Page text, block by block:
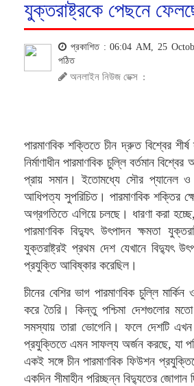
যুক্তরাষ্ট্রকে পেছনে
প্রকাশিত : 06:04 AM, 25
পঠিত
অনলাইন নিউজ ডেক্স :
পারমাণবিক শক্তিতে চীন দ্রুত বিশ্বের
নির্মাণাধীন পারমাণবিক চুল্লি বর্তমান
প্রায় সমান। ইতোমধ্যে সৌর প্যানেল ও
আধিপত্য সুপরিচিত। পারমাণবিক শক্তির
অগ্রগতিতে এগিয়ে চলছে। ধারণা করা
পারমাণবিক বিদ্যুৎ উৎপাদন ক্ষমতা
যুক্তরাষ্ট্রই প্রথম দেশ যেখানে বিদ্যুৎ
প্রযুক্তি আবিষ্কার করেছিল।
চীনের বেশির ভাগ পারমাণবিক চুল্লি
করে তৈরি। কিন্তু পশ্চিমা দেশগুলোর মতো
সমস্যায় তারা ভোগেনি। ফলে দেশটি এখন
প্রযুক্তিতে এমন সাফল্য অর্জন করছে, যা
একই সঙ্গে চীন পারমাণবিক ফিউশন
একদিন সীমাহীন পরিচ্ছন্ন বিদ্যুতের জোগান